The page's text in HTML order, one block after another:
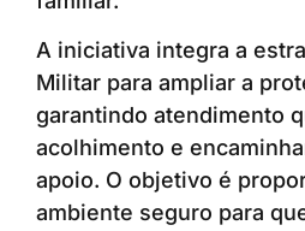
A iniciativa integra a
Militar para ampliar a
garantindo atendimento
acolhimento e
apoio. O objetivo é
ambiente seguro para